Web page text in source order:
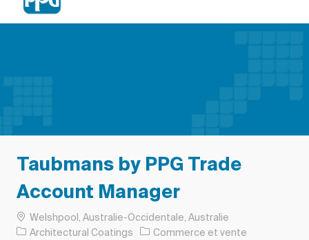
Taubmans by PPG Trade
Account Manager
Emplacement
Welshpool, Australie-Occidentale, Australie
Architectural Coatings
Catégorie
Commerce et vente